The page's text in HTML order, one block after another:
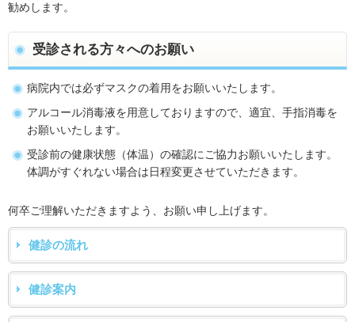
勧めします。
受診される方々へのお願い
病院内では必ずマスクの着用をお願いいたします。
アルコール消毒液を用意しておりますので、適宜、手指消毒を
お願いいたします。
受診前の健康状態（体温）の確認にご協力お願いいたします。
体調がすぐれない場合は日程変更させていただきます。
何卒ご理解いただきますよう、お願い申し上げます。
健診の流れ
健診案内